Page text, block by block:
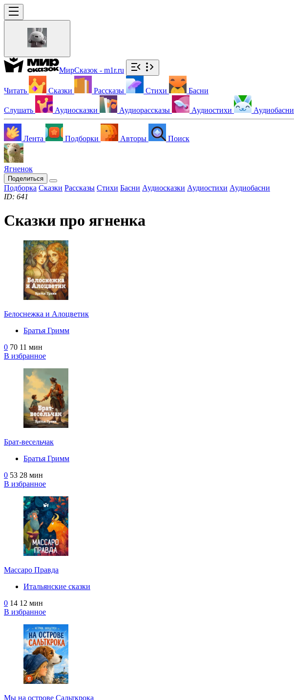
МирСказок - m1r.ru
Читать Сказки Рассказы Стихи Басни
Слушать Аудиосказки Аудиорассказы Аудиостихи Аудиобасни
Лента Подборки Авторы Поиск
Ягненок
Поделиться
Подборка Сказки Рассказы Стихи Басни Аудиосказки Аудиостихи Аудиобасни
ID: 641
Сказки про ягненка
Белоснежка и Алоцветик
Братья Гримм
0 70 11 мин
В избранное
Брат-весельчак
Братья Гримм
0 53 28 мин
В избранное
Массаро Правда
Итальянские сказки
0 14 12 мин
В избранное
Мы на острове Сальткрока